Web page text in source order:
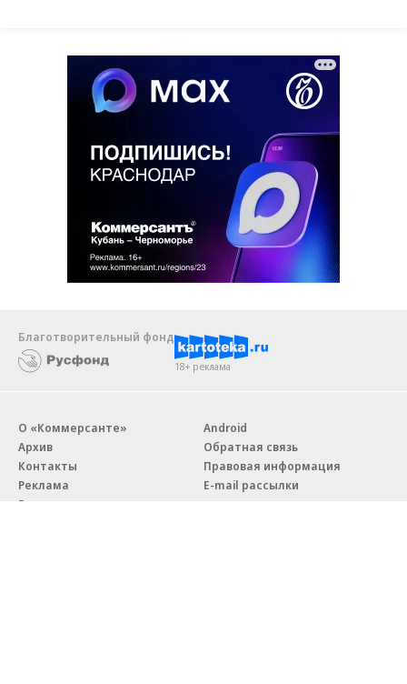
Благотворительный фонд
18+ реклама
О «Коммерсанте»
Архив
Контакты
Реклама
Вакансии
Android
Обратная связь
Правовая информация
E-mail рассылки